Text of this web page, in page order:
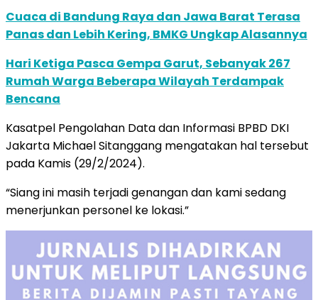
Cuaca di Bandung Raya dan Jawa Barat Terasa
Panas dan Lebih Kering, BMKG Ungkap Alasannya
Hari Ketiga Pasca Gempa Garut, Sebanyak 267
Rumah Warga Beberapa Wilayah Terdampak
Bencana
Kasatpel Pengolahan Data dan Informasi BPBD DKI
Jakarta Michael Sitanggang mengatakan hal tersebut
pada Kamis (29/2/2024).
“Siang ini masih terjadi genangan dan kami sedang
menerjunkan personel ke lokasi.”